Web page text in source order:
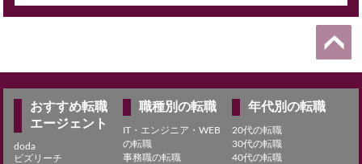
おすすめ転職
エージェント
doda
ビズリーチ
職種別の転職
IT・エンジニア・WEB
の転職
事務職の転職
年代別の転職
20代の転職
30代の転職
40代の転職